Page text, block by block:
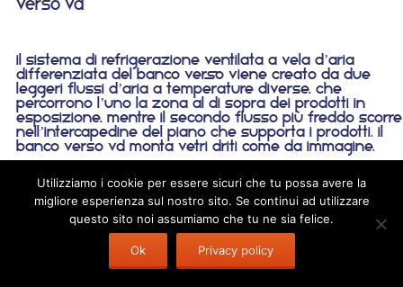
verso vd
Il sistema di refrigerazione ventilata a vela d’aria
differenziata del banco VERSO viene creato da due
leggeri flussi d’aria a temperature diverse, che
percorrono l’uno la zona al di sopra dei prodotti in
esposizione, mentre il secondo flusso più freddo scorre
nell’intercapedine del piano che supporta i prodotti. il
banco verso vd monta vetri driti come da immagine.
< indietro <
dal 1976 al vostro fianco
Utilizziamo i cookie per essere sicuri che tu possa avere la
migliore esperienza sul nostro sito. Se continui ad utilizzare
questo sito noi assumiamo che tu ne sia felice.
Ok Privacy policy